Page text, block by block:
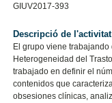
GIUV2017-393
Descripció de
El grupo viene
Heterogeneidad del
trabajado en definir el
contenidos que
obsesiones clínicas,